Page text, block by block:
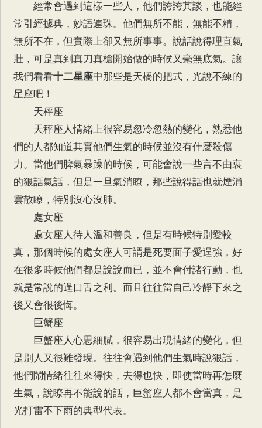
經常會遇到這樣一些人，他們誇誇其談，也能經
常引經據典，妙語連珠。他們無所不能，無能不精，
無所不在，但實際上卻又無所事事。說話說得理直氣
壯，可是真到真刀真槍開始做的時候又毫無底氣。讓
我們看看十二星座中那些是天橋的把式，光說不練的
星座吧！
天秤座
天秤座人情緒上很容易忽冷忽熱的變化，熟悉他
們的人都知道其實他們生氣的時候並沒有什麼殺傷
力。當他們脾氣暴躁的時候，可能會說一些言不由衷
的狠話氣話，但是一旦氣消瞭，那些說得話也就煙消
雲散瞭，特別沒心沒肺。
處女座
處女座人待人溫和善良，但是有時候特別愛較
真，那個時候的處女座人可謂是死要面子愛逞強，好
在很多時候他們都是說說而已，並不會付諸行動，也
就是常說的逞口舌之利。而且往往當自己冷靜下來之
後又會很後悔。
巨蟹座
巨蟹座人心思細膩，很容易出現情緒的變化，但
是別人又很難發現。往往會遇到他們生氣時說狠話，
他們鬧情緒往往來得快，去得也快，即使當時再怎麼
生氣，說瞭再不能說的話，巨蟹座人都不會當真，是
光打雷不下雨的典型代表。